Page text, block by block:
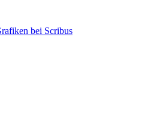
bei Scribus